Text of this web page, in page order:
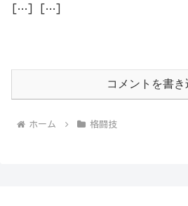
[…] […]
コメントを書き
ホーム 格闘技